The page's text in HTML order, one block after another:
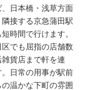
日本橋・浅草方面
接する京急蒲田駅
時間で行けます。
でも屈指の店舗数
貨店まで軒を連
日常の用事が駅前
温かな下町の雰囲